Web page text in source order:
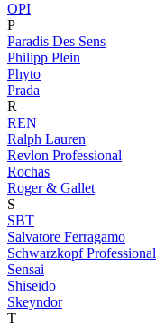
OPI
P
Paradis Des Sens
Philipp Plein
Phyto
Prada
R
REN
Ralph Lauren
Revlon Professional
Rochas
Roger & Gallet
S
SBT
Salvatore Ferragamo
Schwarzkopf Professional
Sensai
Shiseido
Skeyndor
T